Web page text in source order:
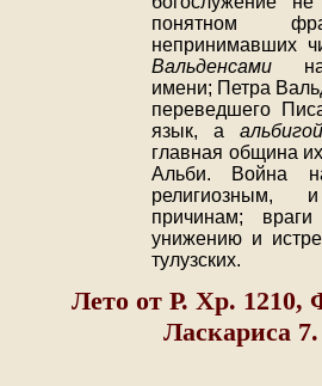
понятном
непринимавших
Вальденсами
имени; Петра
переведшего
язык, а
главная община
Альби. Война
причинам;
унижению и
тулузских.
Лето от Р. Хр. 1210,
Ласкариса 7.